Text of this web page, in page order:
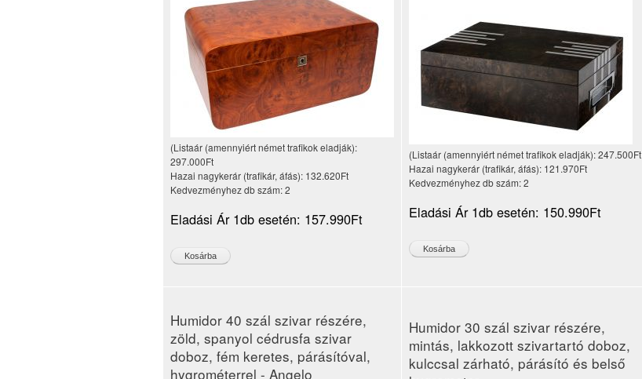
(Listaár (amennyiért német trafikok eladják):
297.000Ft
Hazai nagykerár (trafikár, áfás): 132.620Ft
Kedvezményhez db szám:2
Eladási Ár 1db esetén: 157.990Ft
(Listaár (amennyiért német trafikok eladják):247.500Ft
Hazai nagykerár (trafikár, áfás): 121.970Ft
Kedvezményhez db szám:2
Eladási Ár 1db esetén: 150.990Ft
Humidor 40 szál szivar részére,
zöld, spanyol cédrusfa szivar
doboz, fém keretes, párásítóval,
hygrométerrel - Angelo
Humidor 30 szál szivar részére,
mintás, lakkozott szivartartó doboz,
kulccsal zárható, párásító és belső